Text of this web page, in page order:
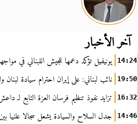
آخر الأخبار
14:24 يونيفيل تؤكد دعمها للجيش اللبناني في
19:50 نائب لبناني: على إيران احترام سيادة
16:32 تزايد نفوذ تنظيم فرسان العزة التابع لـ
14:46 جدل السلاح والسيادة يشعل سجالا علنيا